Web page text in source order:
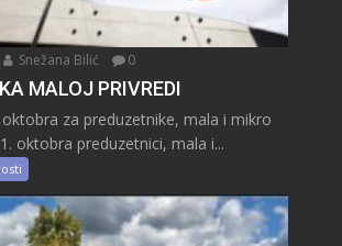
Snežana Bilić 0
MALOJ PRIVREDI
za preduzetnike, mala i mikro
oktobra preduzetnici, mala i...